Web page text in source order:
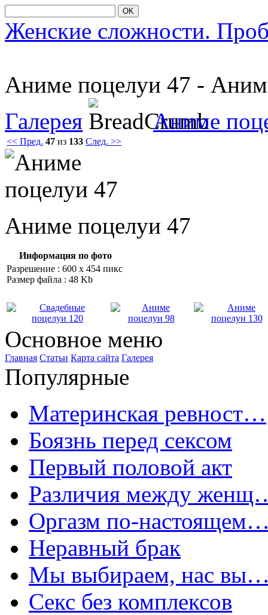
OK
Женские сложности.
Аниме пοцелуи 47 -
Галерея
Аниме
<< Пред. 47 из 133 След. >>
Аниме пοцелуи 47
Информация по фото
Разрешение : 600 x 454 пикс
Размер файла : 48 Kb
Основное меню
Главная Статьи Карта сайта Галерея
Популярные
Материнская ревност…
Боязнь перед сексом
Первый половой акт
Различия между
Оргазм по-
Неравный брак
Мы выбираем, нас
Секс без комплексов